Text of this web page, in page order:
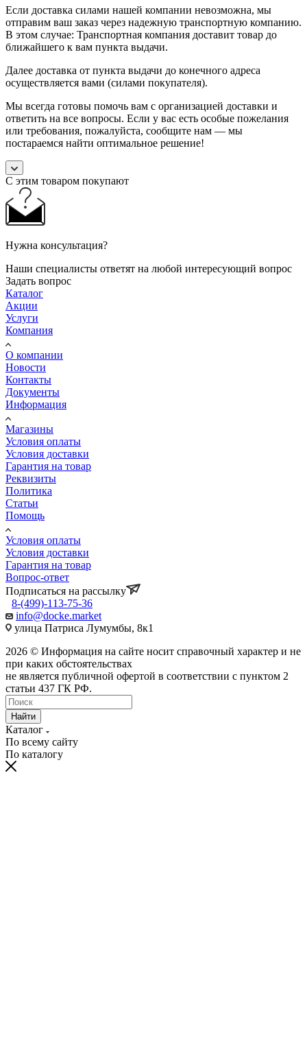
Если доставка силами нашей компании невозможна, мы
отправим ваш заказ через надежную транспортную компанию.
В этом случае: Транспортная компания доставит товар до
ближайшего к вам пункта выдачи.
Далее доставка от пункта выдачи до конечного адреса
осуществляется вами (силами покупателя).
Мы всегда готовы помочь вам с организацией доставки и
ответить на все вопросы. Если у вас есть особые пожелания
или требования, пожалуйста, сообщите нам — мы
постараемся найти оптимальное решение!
С этим товаром покупают
Нужна консультация?
Наши специалисты ответят на любой интересующий вопрос
Задать вопрос
Каталог
Акции
Услуги
Компания
О компании
Новости
Контакты
Документы
Информация
Магазины
Условия оплаты
Условия доставки
Гарантия на товар
Реквизиты
Политика
Статьи
Помощь
Условия оплаты
Условия доставки
Гарантия на товар
Вопрос-ответ
Подписаться на рассылку
8-(499)-113-75-36
info@docke.market
улица Патриса Лумумбы, 8к1
2026 © Информация на сайте носит справочный характер и не
при каких обстоятельствах
не является публичной офертой в соответствии с пунктом 2
статьи 437 ГК РФ.
Найти
Каталог
По всему сайту
По каталогу